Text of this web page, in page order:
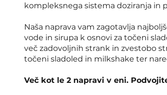
kompleksnega sistema doziranja in
Naša naprava vam zagotavlja
vode in sirupa k osnovi za točeni
več zadovoljnih strank in zvestobo
točeni sladoled in milkshake ter
Več kot le 2 napravi v eni.